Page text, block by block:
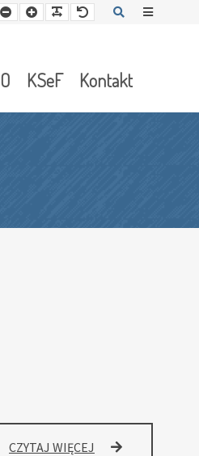
Mniejsza
czcionka
CzcionkaCzcionkaCzcionkaSzukaj
KSeF Kontakt
CZYTAJ WIĘCEJ SPRAWOZDANIE